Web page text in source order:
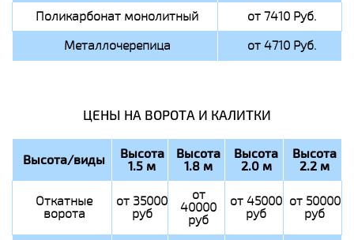
Поликарбонат монолитный
от 7410 Руб.
Металлочерепица
от 4710 Руб.
ЦЕНЫ НА ВОРОТА И КАЛИТКИ
Высота/виды Высота
1.5 м
Высота
1.8 м
Высота
2.0 м
Высота
2.2 м
Откатные
ворота
от 35000
руб
от
40000
руб
от 45000
руб
от 50000
руб